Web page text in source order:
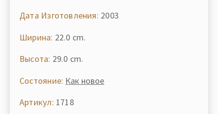
Дата Изготовления: 2003
Ширина: 22.0 cm.
Высота: 29.0 cm.
Состояние: Как новое
Артикул: 1718